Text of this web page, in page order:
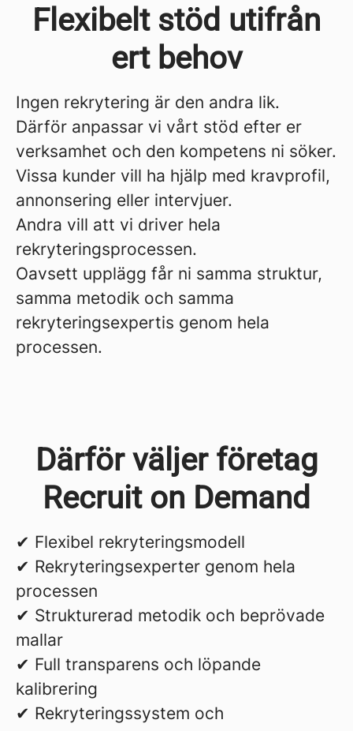
Flexibelt stöd utifrån
ert behov
Ingen rekrytering är den andra lik.
Därför anpassar vi vårt stöd efter er
verksamhet och den kompetens ni söker.
Vissa kunder vill ha hjälp med kravprofil,
annonsering eller intervjuer.
Andra vill att vi driver hela
rekryteringsprocessen.
Oavsett upplägg får ni samma struktur,
samma metodik och samma
rekryteringsexpertis genom hela
processen.
Därför väljer företag
Recruit on Demand
✔ Flexibel rekryteringsmodell
✔ Rekryteringsexperter genom hela
processen
✔ Strukturerad metodik och beprövade
mallar
✔ Full transparens och löpande
kalibrering
✔ Rekryteringssystem och